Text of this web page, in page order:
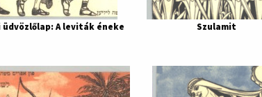
üdvözlőlap: A leviták éneke Szulamit